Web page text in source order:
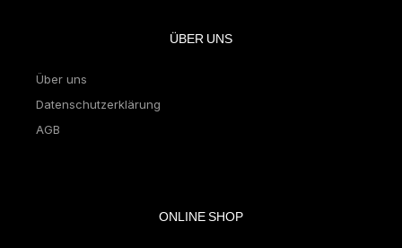
ÜBER UNS
Über uns
Datenschutzerklärung
AGB
ONLINE SHOP